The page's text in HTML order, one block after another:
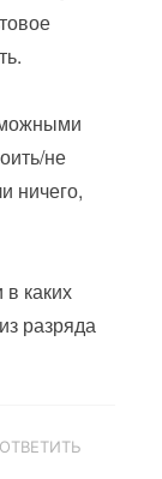
не
ничего,
каких
разряда
ОТВЕТИТЬ